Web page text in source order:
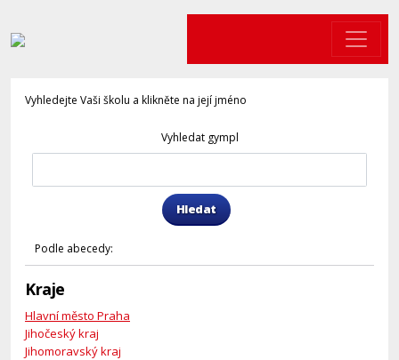
Vyhledejte Vaši školu a klikněte na její jméno
Vyhledat gympl
Hledat
Podle abecedy:
Kraje
Hlavní město Praha
Jihočeský kraj
Jihomoravský kraj